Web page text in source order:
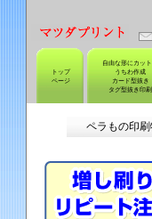
トップ
ページ
自由な形にカット
うちわ作成
カード型抜き
タグ型抜き印刷
ペラもの印